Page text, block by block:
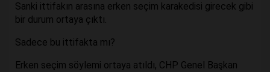
Sanki ittifakın arasına erken seçim karakedisi girecek gibi
bir durum ortaya çıktı.
Sadece bu ittifakta mı?
Erken seçim söylemi ortaya atıldı, CHP Genel Başkan